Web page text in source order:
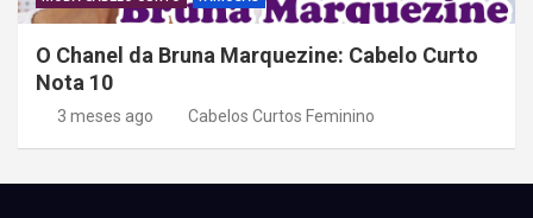
O Chanel da Bruna Marquezine: Cabelo Curto
Nota 10
3 meses ago Cabelos Curtos Feminino